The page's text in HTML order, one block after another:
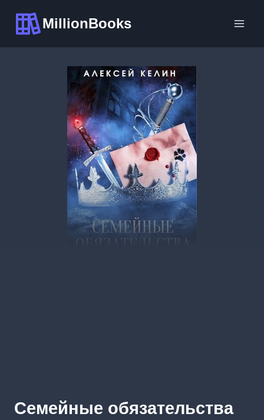
содержимому
MillionBooks
Семейные обязательства